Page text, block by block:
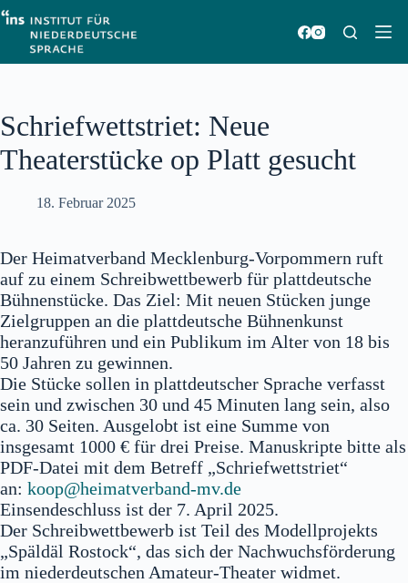
Zum
Inhalt
springen
Schriefwettstriet: Neue
Theaterstücke op Platt gesucht
18. Februar 2025
Der Heimatverband Mecklenburg-Vorpommern ruft
auf zu einem Schreibwettbewerb für plattdeutsche
Bühnenstücke. Das Ziel: Mit neuen Stücken junge
Zielgruppen an die plattdeutsche Bühnenkunst
heranzuführen und ein Publikum im Alter von 18 bis
50 Jahren zu gewinnen.
Die Stücke sollen in plattdeutscher Sprache verfasst
sein und zwischen 30 und 45 Minuten lang sein, also
ca. 30 Seiten. Ausgelobt ist eine Summe von
insgesamt 1000 € für drei Preise. Manuskripte bitte als
PDF-Datei mit dem Betreff „Schriefwettstriet“
an: koop@heimatverband-mv.de
Einsendeschluss ist der 7. April 2025.
Der Schreibwettbewerb ist Teil des Modellprojekts
„Späldäl Rostock“, das sich der Nachwuchsförderung
im niederdeutschen Amateur-Theater widmet.